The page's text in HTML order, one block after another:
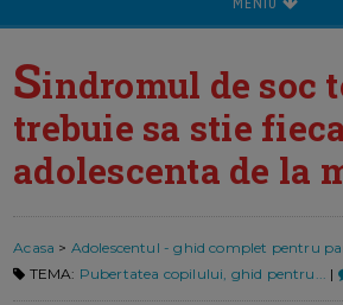
Sindromul de soc
trebuie sa stie
adolescenta de la
Acasa > Adolescentul - ghid complet pentru
TEMA: Pubertatea copilului, ghid pentru... |